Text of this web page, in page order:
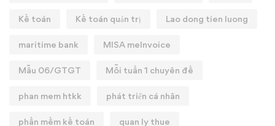
Kế toán Kế toán quản trị Lao dong tien luong
maritime bank MISA meInvoice
Mẫu 06/GTGT Mỗi tuần 1 chuyên đề
phan mem htkk phát triển cá nhân
phần mềm kế toán quan ly thue